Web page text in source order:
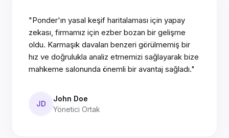
"Ponder'ın yasal keşif haritalaması için yapay
zekası, firmamız için ezber bozan bir gelişme
oldu. Karmaşık davaları benzeri görülmemiş bir
hız ve doğrulukla analiz etmemizi sağlayarak bize
mahkeme salonunda önemli bir avantaj sağladı."
JD
John Doe
Yönetici Ortak